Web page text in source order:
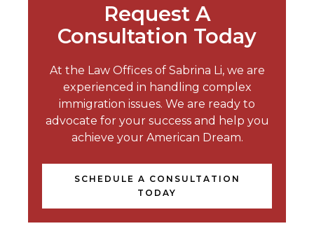
Request A
Consultation Today
At the Law Offices of Sabrina Li, we are
experienced in handling complex
immigration issues. We are ready to
advocate for your success and help you
achieve your American Dream.
SCHEDULE A CONSULTATION
TODAY